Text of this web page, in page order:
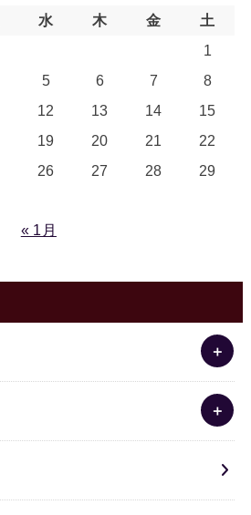
水 木 金
土
1
5 6 7
8
12 13 14
15
19 20 21
22
26 27 28
29
« 1月